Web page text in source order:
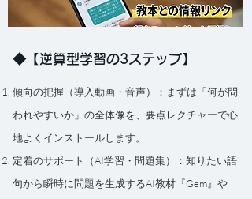
◆【逆算型学習の3ステップ】
傾向の把握（導入動画・音声）：まずは「何が問
われやすいか」の全体像を、要点レクチャーで心
地よくインストールします。
定着のサポート（AI学習・問題集）：知りたい語
句から瞬時に問題を生成するAI教材『Gem』や